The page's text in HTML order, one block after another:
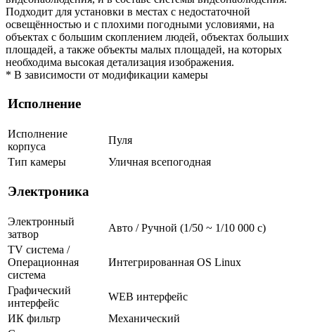
Подходит для установки в местах с недостаточной
освещённостью и с плохими погодными условиями, на
объектах с большим скоплением людей, объектах больших
площадей, а также объекты малых площадей, на которых
необходима высокая детализация изображения.
* В зависимости от модификации камеры
Исполнение
Исполнение
корпуса
Пуля
Тип камеры
Уличная всепогодная
Электроника
Электронный
затвор
Авто / Ручной (1/50 ~ 1/10 000 с)
TV система /
Операционная
система
Интегрированная OS Linux
Графический
интерфейс
WEB интерфейс
ИК фильтр
Механический